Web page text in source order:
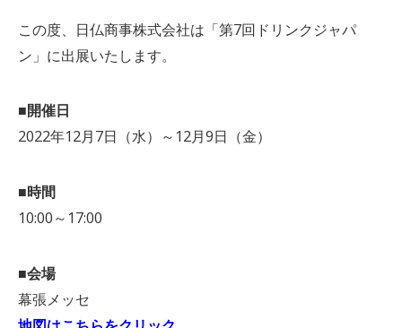
この度、日仏商事株式会社は「第7回ドリンクジャパ
ン」に出展いたします。
■開催日
2022年12月7日（水）～12月9日（金）
■時間
10:00～17:00
■会場
幕張メッセ